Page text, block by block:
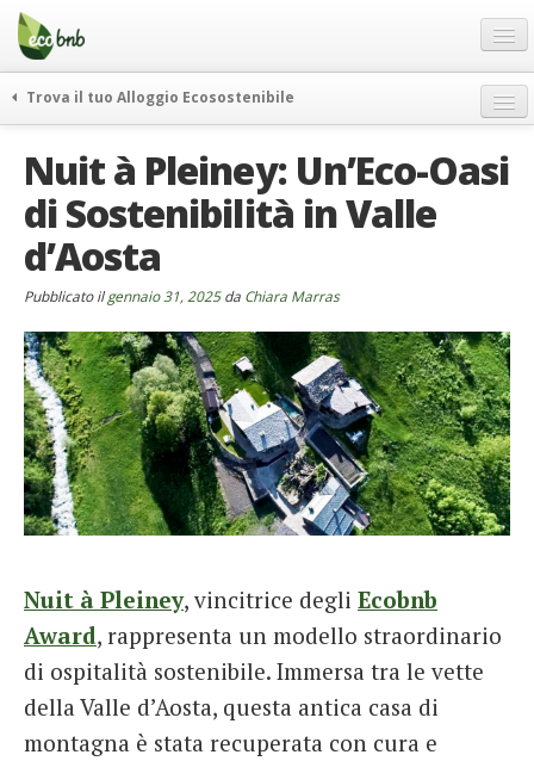
Menu
Salta
contenuto
Offerte Speciali
Regali
FAQ
Chi Siamo
Partner
Contatti
Italiano
German
English
Spanish
Italiano
Trova il tuo Alloggio Ecosostenibile
itinerari
curiosità
vivere e viaggiare verde
rassegna stampa
Nuit à Pleiney: Un’Eco-Oasi
di Sostenibilità in Valle
d’Aosta
Pubblicato ilgennaio 31, 2025da Chiara Marras
Nuit à Pleiney, vincitrice degli Ecobnb
Award, rappresenta un modello straordinario
di ospitalità sostenibile. Immersa tra le vette
della Valle d’Aosta, questa antica casa di
montagna è stata recuperata con cura e